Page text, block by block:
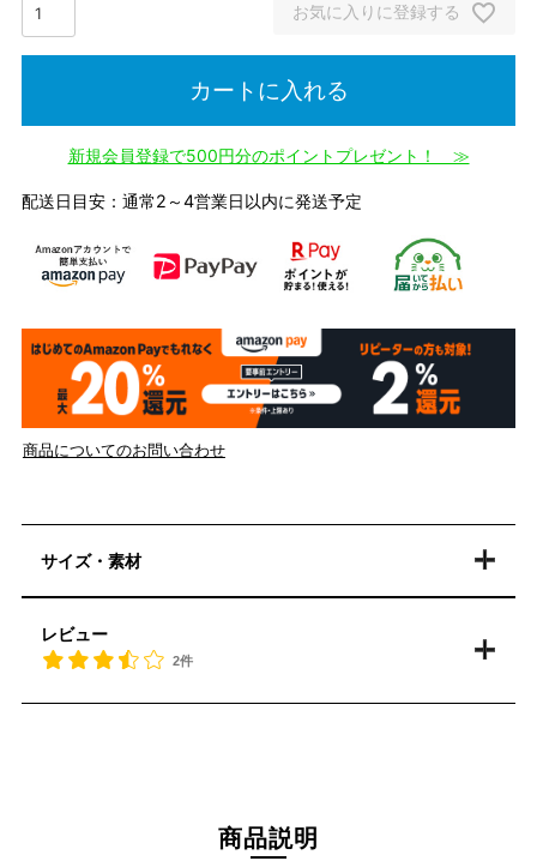
お気に入りに登録する
カートに入れる
新規会員登録で500円分のポイントプレゼント！ ≫
配送日目安：通常2～4営業日以内に発送予定
商品についてのお問い合わせ
サイズ・素材
レビュー
2件
商品説明